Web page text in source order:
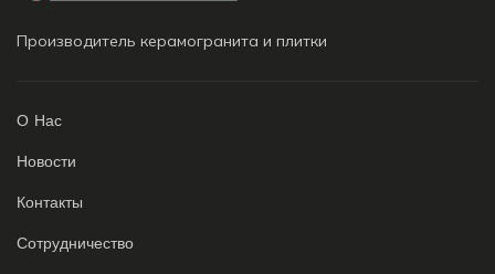
Производитель керамогранита и плитки
О Нас
Новости
Контакты
Сотрудничество